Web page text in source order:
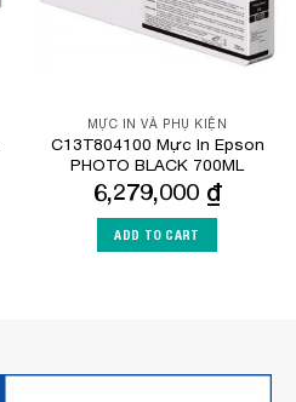
MỰC IN VÀ PHỤ KIỆN
C13T804100 Mực In Epson
PHOTO BLACK 700ML
6,279,000 ₫
ADD TO CART